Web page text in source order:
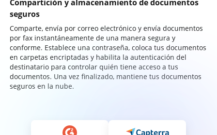
Compartición y almacenamiento de documentos
seguros
Comparte, envía por correo electrónico y envía documentos
por fax instantáneamente de una manera segura y
conforme. Establece una contraseña, coloca tus documentos
en carpetas encriptadas y habilita la autenticación del
destinatario para controlar quién tiene acceso a tus
documentos. Una vez finalizado, mantiene tus documentos
seguros en la nube.